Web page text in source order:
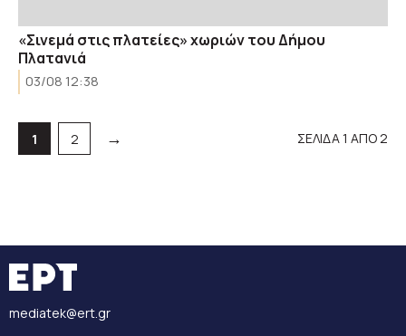
«Σινεμά στις πλατείες» χωριών του Δήμου
Πλατανιά
03/08 12:38
Σελίδα
1 Σελίδα
2 → ΣΕΛΙΔΑ 1 ΑΠΟ 2
mediatek@ert.gr